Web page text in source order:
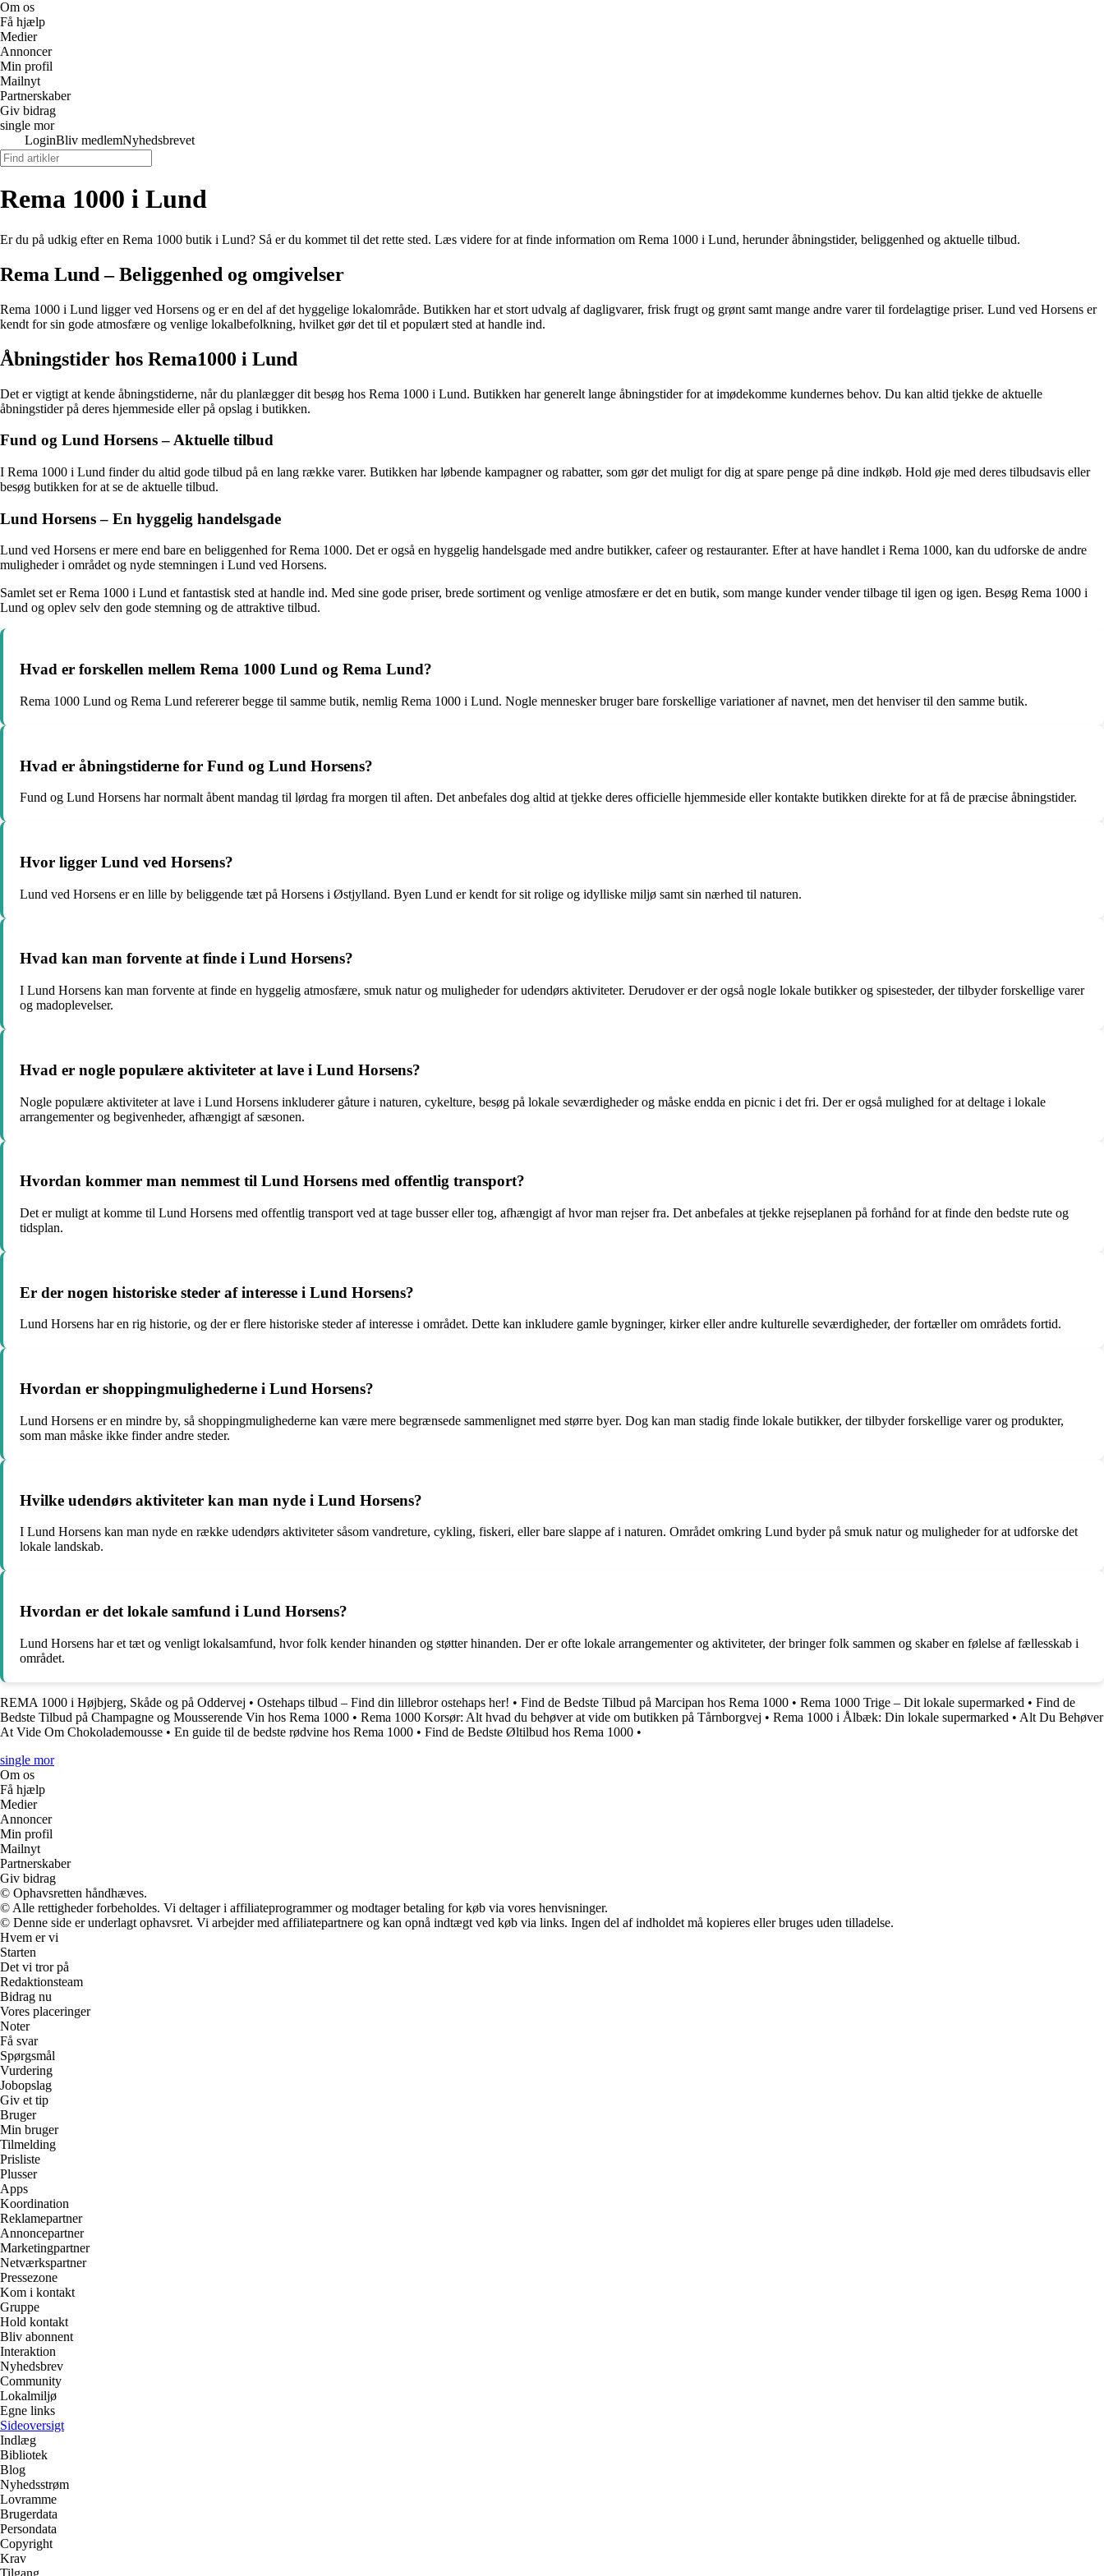
Om os
Få hjælp
Medier
Annoncer
Min profil
Mailnyt
Partnerskaber
Giv bidrag
single mor
LoginBliv medlemNyhedsbrevet
Rema 1000 i Lund
Er du på udkig efter en Rema 1000 butik i Lund? Så er du kommet til det rette sted. Læs videre for at finde information om Rema 1000 i Lund, herunder åbningstider, beliggenhed og aktuelle tilbud.
Rema Lund – Beliggenhed og omgivelser
Rema 1000 i Lund ligger ved Horsens og er en del af det hyggelige lokalområde. Butikken har et stort udvalg af dagligvarer, frisk frugt og grønt samt mange andre varer til fordelagtige priser. Lund ved Horsens er
kendt for sin gode atmosfære og venlige lokalbefolkning, hvilket gør det til et populært sted at handle ind.
Åbningstider hos Rema1000 i Lund
Det er vigtigt at kende åbningstiderne, når du planlægger dit besøg hos Rema 1000 i Lund. Butikken har generelt lange åbningstider for at imødekomme kundernes behov. Du kan altid tjekke de aktuelle
åbningstider på deres hjemmeside eller på opslag i butikken.
Fund og Lund Horsens – Aktuelle tilbud
I Rema 1000 i Lund finder du altid gode tilbud på en lang række varer. Butikken har løbende kampagner og rabatter, som gør det muligt for dig at spare penge på dine indkøb. Hold øje med deres tilbudsavis eller
besøg butikken for at se de aktuelle tilbud.
Lund Horsens – En hyggelig handelsgade
Lund ved Horsens er mere end bare en beliggenhed for Rema 1000. Det er også en hyggelig handelsgade med andre butikker, cafeer og restauranter. Efter at have handlet i Rema 1000, kan du udforske de andre
muligheder i området og nyde stemningen i Lund ved Horsens.
Samlet set er Rema 1000 i Lund et fantastisk sted at handle ind. Med sine gode priser, brede sortiment og venlige atmosfære er det en butik, som mange kunder vender tilbage til igen og igen. Besøg Rema 1000 i
Lund og oplev selv den gode stemning og de attraktive tilbud.
Hvad er forskellen mellem Rema 1000 Lund og Rema Lund?
Rema 1000 Lund og Rema Lund refererer begge til samme butik, nemlig Rema 1000 i Lund. Nogle mennesker bruger bare forskellige variationer af navnet, men det henviser til den samme butik.
Hvad er åbningstiderne for Fund og Lund Horsens?
Fund og Lund Horsens har normalt åbent mandag til lørdag fra morgen til aften. Det anbefales dog altid at tjekke deres officielle hjemmeside eller kontakte butikken direkte for at få de præcise åbningstider.
Hvor ligger Lund ved Horsens?
Lund ved Horsens er en lille by beliggende tæt på Horsens i Østjylland. Byen Lund er kendt for sit rolige og idylliske miljø samt sin nærhed til naturen.
Hvad kan man forvente at finde i Lund Horsens?
I Lund Horsens kan man forvente at finde en hyggelig atmosfære, smuk natur og muligheder for udendørs aktiviteter. Derudover er der også nogle lokale butikker og spisesteder, der tilbyder forskellige varer
og madoplevelser.
Hvad er nogle populære aktiviteter at lave i Lund Horsens?
Nogle populære aktiviteter at lave i Lund Horsens inkluderer gåture i naturen, cykelture, besøg på lokale seværdigheder og måske endda en picnic i det fri. Der er også mulighed for at deltage i lokale
arrangementer og begivenheder, afhængigt af sæsonen.
Hvordan kommer man nemmest til Lund Horsens med offentlig transport?
Det er muligt at komme til Lund Horsens med offentlig transport ved at tage busser eller tog, afhængigt af hvor man rejser fra. Det anbefales at tjekke rejseplanen på forhånd for at finde den bedste rute og
tidsplan.
Er der nogen historiske steder af interesse i Lund Horsens?
Lund Horsens har en rig historie, og der er flere historiske steder af interesse i området. Dette kan inkludere gamle bygninger, kirker eller andre kulturelle seværdigheder, der fortæller om områdets fortid.
Hvordan er shoppingmulighederne i Lund Horsens?
Lund Horsens er en mindre by, så shoppingmulighederne kan være mere begrænsede sammenlignet med større byer. Dog kan man stadig finde lokale butikker, der tilbyder forskellige varer og produkter,
som man måske ikke finder andre steder.
Hvilke udendørs aktiviteter kan man nyde i Lund Horsens?
I Lund Horsens kan man nyde en række udendørs aktiviteter såsom vandreture, cykling, fiskeri, eller bare slappe af i naturen. Området omkring Lund byder på smuk natur og muligheder for at udforske det
lokale landskab.
Hvordan er det lokale samfund i Lund Horsens?
Lund Horsens har et tæt og venligt lokalsamfund, hvor folk kender hinanden og støtter hinanden. Der er ofte lokale arrangementer og aktiviteter, der bringer folk sammen og skaber en følelse af fællesskab i
området.
REMA 1000 i Højbjerg, Skåde og på Oddervej • Ostehaps tilbud – Find din lillebror ostehaps her! • Find de Bedste Tilbud på Marcipan hos Rema 1000 • Rema 1000 Trige – Dit lokale supermarked • Find de
Bedste Tilbud på Champagne og Mousserende Vin hos Rema 1000 • Rema 1000 Korsør: Alt hvad du behøver at vide om butikken på Tårnborgvej • Rema 1000 i Ålbæk: Din lokale supermarked • Alt Du Behøver
At Vide Om Chokolademousse • En guide til de bedste rødvine hos Rema 1000 • Find de Bedste Øltilbud hos Rema 1000 •
single mor
Om os
Få hjælp
Medier
Annoncer
Min profil
Mailnyt
Partnerskaber
Giv bidrag
© Ophavsretten håndhæves.
© Alle rettigheder forbeholdes. Vi deltager i affiliateprogrammer og modtager betaling for køb via vores henvisninger.
© Denne side er underlagt ophavsret. Vi arbejder med affiliatepartnere og kan opnå indtægt ved køb via links. Ingen del af indholdet må kopieres eller bruges uden tilladelse.
Hvem er vi
Starten
Det vi tror på
Redaktionsteam
Bidrag nu
Vores placeringer
Noter
Få svar
Spørgsmål
Vurdering
Jobopslag
Giv et tip
Bruger
Min bruger
Tilmelding
Prisliste
Plusser
Apps
Koordination
Reklamepartner
Annoncepartner
Marketingpartner
Netværkspartner
Pressezone
Kom i kontakt
Gruppe
Hold kontakt
Bliv abonnent
Interaktion
Nyhedsbrev
Community
Lokalmiljø
Egne links
Sideoversigt
Indlæg
Bibliotek
Blog
Nyhedsstrøm
Lovramme
Brugerdata
Persondata
Copyright
Krav
Tilgang